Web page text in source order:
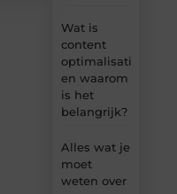
Wat is
content
optimalisatie
en waarom
is het
belangrijk?
Alles wat je
moet
weten over